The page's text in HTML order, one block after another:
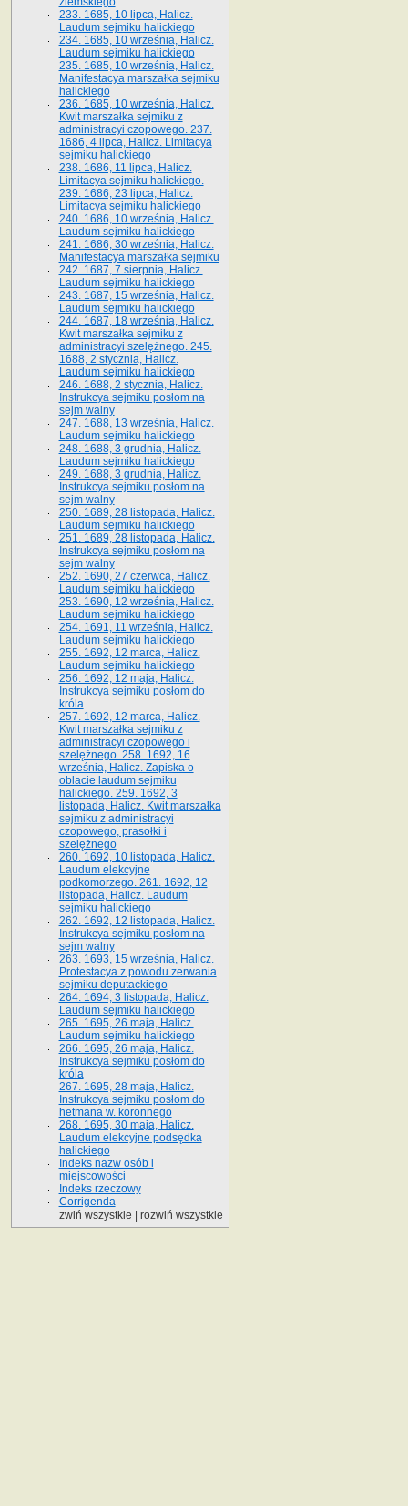
233. 1685, 10 lipca, Halicz.
Laudum sejmiku halickiego
234. 1685, 10 września, Halicz.
Laudum sejmiku halickiego
235. 1685, 10 września, Halicz.
Manifestacya marszałka sejmiku
halickiego
236. 1685, 10 września, Halicz.
Kwit marszałka sejmiku z
administracyi czopowego. 237.
1686, 4 lipca, Halicz. Limitacya
sejmiku halickiego
238. 1686, 11 lipca, Halicz.
Limitacya sejmiku halickiego.
239. 1686, 23 lipca, Halicz.
Limitacya sejmiku halickiego
240. 1686, 10 września, Halicz.
Laudum sejmiku halickiego
241. 1686, 30 września, Halicz.
Manifestacya marszałka sejmiku
242. 1687, 7 sierpnia, Halicz.
Laudum sejmiku halickiego
243. 1687, 15 września, Halicz.
Laudum sejmiku halickiego
244. 1687, 18 września, Halicz.
Kwit marszałka sejmiku z
administracyi szelężnego. 245.
1688, 2 stycznia, Halicz.
Laudum sejmiku halickiego
246. 1688, 2 stycznia, Halicz.
Instrukcya sejmiku posłom na
sejm walny
247. 1688, 13 września, Halicz.
Laudum sejmiku halickiego
248. 1688, 3 grudnia, Halicz.
Laudum sejmiku halickiego
249. 1688, 3 grudnia, Halicz.
Instrukcya sejmiku posłom na
sejm walny
250. 1689, 28 listopada, Halicz.
Laudum sejmiku halickiego
251. 1689, 28 listopada, Halicz.
Instrukcya sejmiku posłom na
sejm walny
252. 1690, 27 czerwca, Halicz.
Laudum sejmiku halickiego
253. 1690, 12 września, Halicz.
Laudum sejmiku halickiego
254. 1691, 11 września, Halicz.
Laudum sejmiku halickiego
255. 1692, 12 marca, Halicz.
Laudum sejmiku halickiego
256. 1692, 12 maja, Halicz.
Instrukcya sejmiku posłom do
króla
257. 1692, 12 marca, Halicz.
Kwit marszałka sejmiku z
administracyi czopowego i
szelężnego. 258. 1692, 16
września, Halicz. Zapiska o
oblacie laudum sejmiku
halickiego. 259. 1692, 3
listopada, Halicz. Kwit marszałka
sejmiku z administracyi
czopowego, prasołki i
szelężnego
260. 1692, 10 listopada, Halicz.
Laudum elekcyjne
podkomorzego. 261. 1692, 12
listopada, Halicz. Laudum
sejmiku halickiego
262. 1692, 12 listopada, Halicz.
Instrukcya sejmiku posłom na
sejm walny
263. 1693, 15 września, Halicz.
Protestacya z powodu zerwania
sejmiku deputackiego
264. 1694, 3 listopada, Halicz.
Laudum sejmiku halickiego
265. 1695, 26 maja, Halicz.
Laudum sejmiku halickiego
266. 1695, 26 maja, Halicz.
Instrukcya sejmiku posłom do
króla
267. 1695, 28 maja, Halicz.
Instrukcya sejmiku posłom do
hetmana w. koronnego
268. 1695, 30 maja, Halicz.
Laudum elekcyjne podsędka
halickiego
Indeks nazw osób i
miejscowości
Indeks rzeczowy
Corrigenda
zwiń wszystkie
rozwiń wszystkie